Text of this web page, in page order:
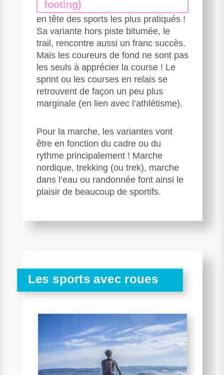
footing)
en tête des sports les plus pratiqués !
Sa variante hors piste bitumée, le
trail, rencontre aussi un franc succès.
Mais les coureurs de fond ne sont pas
les seuls à apprécier la course ! Le
sprint ou les courses en relais se
retrouvent de façon un peu plus
marginale (en lien avec l’athlétisme).
Pour la marche, les variantes vont
être en fonction du cadre ou du
rythme principalement ! Marche
nordique, trekking (ou trek), marche
dans l’eau ou randonnée font ainsi le
plaisir de beaucoup de sportifs.
Les sports avec roues